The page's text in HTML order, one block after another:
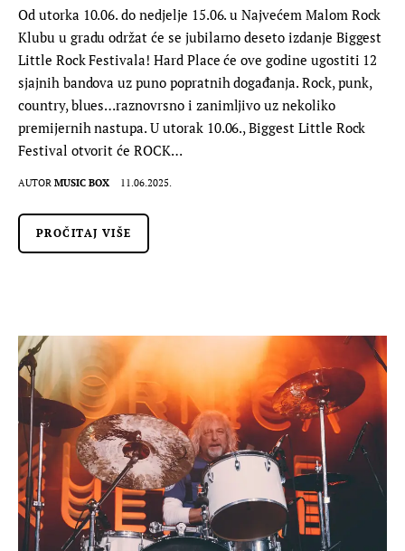
Od utorka 10.06. do nedjelje 15.06. u Najvećem Malom Rock
Klubu u gradu održat će se jubilarno deseto izdanje Biggest
Little Rock Festivala! Hard Place će ove godine ugostiti 12
sjajnih bandova uz puno popratnih događanja. Rock, punk,
country, blues…raznovrsno i zanimljivo uz nekoliko
premijernih nastupa. U utorak 10.06., Biggest Little Rock
Festival otvorit će ROCK…
AUTOR MUSIC BOX 11.06.2025.
PROČITAJ VIŠE